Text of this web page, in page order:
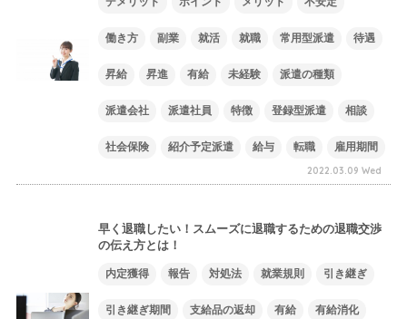
働き方 副業 就活 就職 常用型派遣 待遇
昇給 昇進 有給 未経験 派遣の種類
派遣会社 派遣社員 特徴 登録型派遣 相談
社会保険 紹介予定派遣 給与 転職 雇用期間
2022.03.09 Wed
早く退職したい！スムーズに退職するための退職交渉
の伝え方とは！
内定獲得 報告 対処法 就業規則 引き継ぎ
引き継ぎ期間 支給品の返却 有給 有給消化